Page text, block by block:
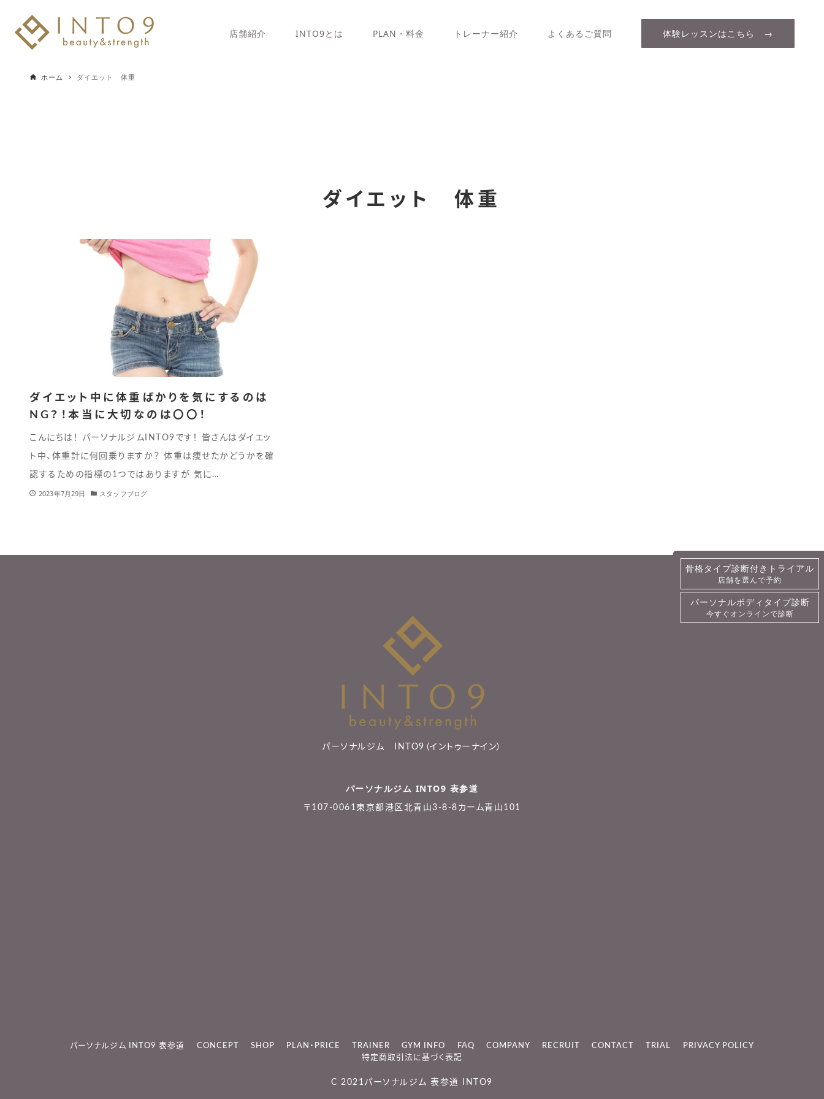
店舗紹介 INTO9とは PLAN・料金 トレーナー紹介 よくあるご質問 体験レッスンはこちら →
ホーム ダイエット 体重
ダイエット 体重
ダイエット中に体重ばかりを気にするのは
NG？！本当に大切なのは〇〇！
こんにちは！ パーソナルジムINTO9です！ 皆さんはダイエッ
ト中、体重計に何回乗りますか？ 体重は痩せたかどうかを確
認するための指標の1つではありますが 気に…
2023年7月29日 スタッフブログ
パーソナルジム INTO9（イントゥーナイン）
パーソナルジム INTO9 表参道
〒107-0061東京都港区北青山3-8-8カーム青山101
パーソナルジム INTO9 表参道 CONCEPT SHOP PLAN・PRICE TRAINER GYM INFO FAQ COMPANY RECRUIT CONTACT TRIAL
PRIVACY POLICY
特定商取引法に基づく表記
C 2021 パーソナルジム 表参道 INTO9
骨格タイプ診断付きトライアル
詳細・予約
パーソナルボディタイプ診断
今すぐオンラインで診断
骨格タイプ診断付きトライアル
店舗を選んで予約
パーソナルボディタイプ診断
今すぐオンラインで診断